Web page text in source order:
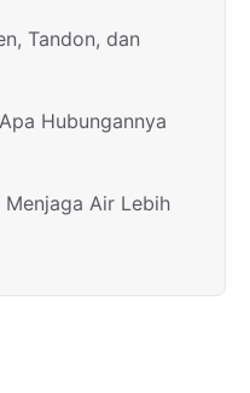
Tandon, dan
Hubungannya
Air Lebih